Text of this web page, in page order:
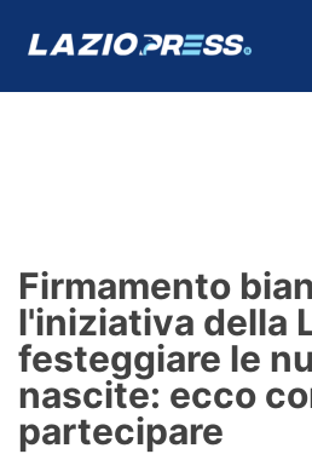
Formello
Infortuni
Primavera
Firmamento
l'iniziativa della
festeggiare le
nascite: ecco
partecipare